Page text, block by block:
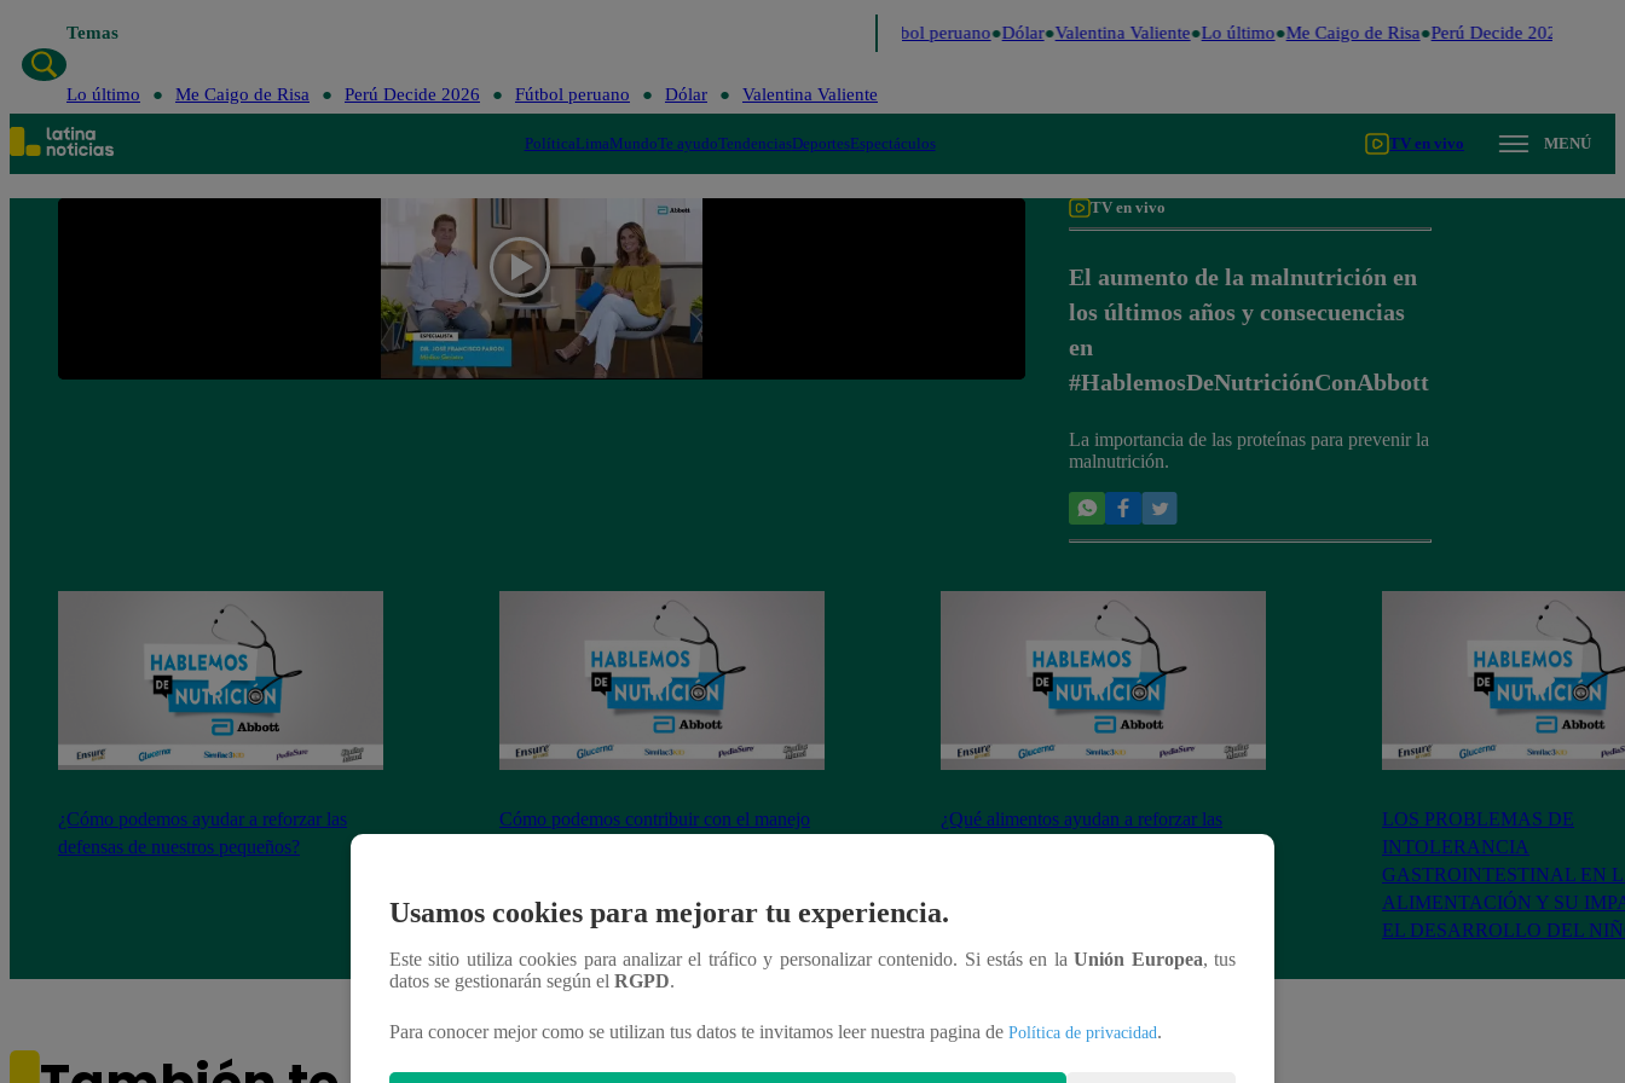
Temas Fútbol peruano Dólar Valentina Valiente Lo último Me Caigo de Risa Perú Decide 2026
Lo último Me Caigo de Risa Perú Decide 2026 Fútbol peruano Dólar Valentina Valiente
PolíticaLimaMundoTe ayudoTendenciasDeportesEspectáculos TV en vivo MENÚ
TV en vivo
El aumento de la malnutrición en
los últimos años y consecuencias
en
#HablemosDeNutriciónConAbbott
La importancia de las proteínas para prevenir la
malnutrición.
¿Cómo podemos ayudar a reforzar las
defensas de nuestros pequeños?
Cómo podemos contribuir con el manejo
¿Qué alimentos ayudan a reforzar las
LOS PROBLEMAS DE
INTOLERANCIA
GASTROINTESTINAL EN
ALIMENTACIÓN Y SU
EL DESARROLLO DEL
Usamos cookies para mejorar tu experiencia.
Este sitio utiliza cookies para analizar el tráfico y personalizar contenido. Si estás en laUnión Europea, tus
datos se gestionarán según el RGPD.
Para conocer mejor como se utilizan tus datos te invitamos leer nuestra pagina de Política de privacidad.